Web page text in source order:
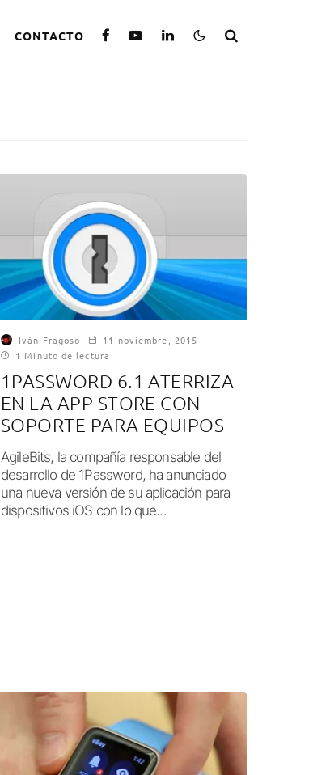
CONTACTO
Iván Fragoso
11 noviembre, 2015
1 Minuto de lectura
1PASSWORD 6.1 ATERRIZA
EN LA APP STORE CON
SOPORTE PARA EQUIPOS
AgileBits, la compañía responsable del
desarrollo de 1Password, ha anunciado
una nueva versión de su aplicación para
dispositivos iOS con lo que...